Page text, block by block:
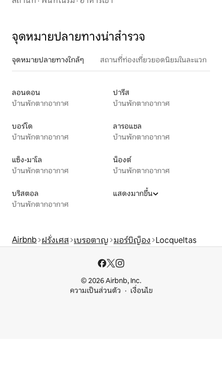
จุดหมายปลายทางน่าสำรวจ
จุดหมายปลายทางใกล้ๆ สถานที่ท่องเที่ยวยอดนิยมในละแวก
ลอนดอน
บ้านพักตากอากาศ
ปารีส
บ้านพักตากอากาศ
บอร์โด
บ้านพักตากอากาศ
ลารอแชล
บ้านพักตากอากาศ
แซ็ง-มาโล
บ้านพักตากอากาศ
น็องต์
บ้านพักตากอากาศ
บริสตอล
บ้านพักตากอากาศ
แสดงมากขึ้น
Airbnb ฝรั่งเศส เบรอตาญ มอร์บิญ็อง Locqueltas
© 2026 Airbnb, Inc.
ความเป็นส่วนตัว
เงื่อนไข